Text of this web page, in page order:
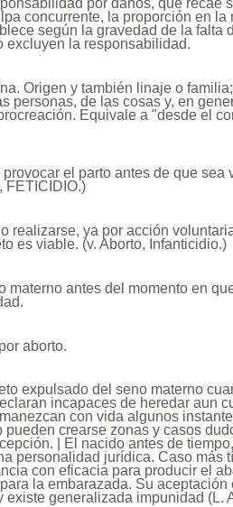
por daños, que recae
concurrente, la proporción en
según la gravedad de la falta
excluyen la responsabilidad.
Origen y también linaje o
personas, de las cosas y, en
Equivale a "desde el
el parto antes de que sea
FETICIDIO.)
realizarse, ya por acción
es viable. (v. Aborto, Infanticidio.)
materno antes del momento en
aborto.
expulsado del seno materno
incapaces de heredar aun
con vida algunos
pueden crearse zonas y casos
| El nacido antes de
personalidad jurídica. Caso más
con eficacia para producir el
la embarazada. Su
existe generalizada impunidad (L.